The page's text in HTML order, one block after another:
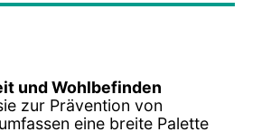
und Wohlbefinden
zur Prävention von
eine breite Palette